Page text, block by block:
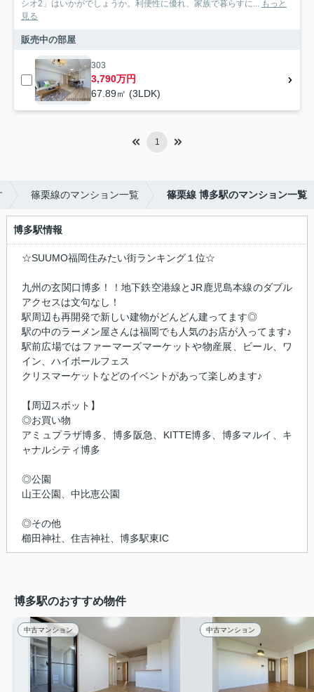
シオ2」はいかがでしょうか。利便性に優れ、家族で暮らすに... もっと
見る
販売中の部屋
303
3,790万円
67.89㎡ (3LDK)
1
篠栗線のマンション一覧 篠栗線 博多駅のマンション一覧
博多駅情報
☆SUUMO福岡住みたい街ランキング１位☆
九州の玄関口博多！！地下鉄空港線とJR鹿児島本線のダブル
アクセスは文句なし！
駅周辺も再開発で新しい建物がどんどん建ってます◎
駅の中のラーメン屋さんは福岡でも人気のお店が入ってます♪
駅前広場ではファーマーズマーケットや物産展、ビール、ワ
イン、ハイボールフェス
クリスマーケットなどのイベントがあって楽しめます♪
【周辺スポット】
◎お買い物
アミュプラザ博多、博多阪急、KITTE博多、博多マルイ、キ
ャナルシティ博多
◎公園
山王公園、中比恵公園
◎その他
櫛田神社、住吉神社、博多駅東IC
博多駅のおすすめ物件
中古マンション 中古マンション